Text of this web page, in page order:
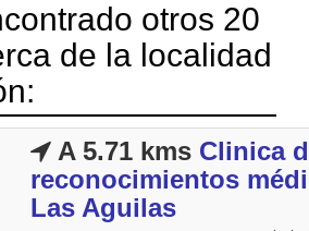
otros 20
de la localidad
A 5.71 kms Clinica
reconocimientos
Las Aguilas